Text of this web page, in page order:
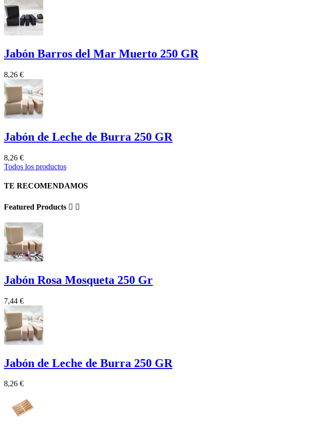
Jabón Barros del Mar Muerto 250 GR
8,26 €
Jabón de Leche de Burra 250 GR
8,26 €
Todos los productos
TE RECOMENDAMOS
Featured Products  
Jabón Rosa Mosqueta 250 Gr
7,44 €
Jabón de Leche de Burra 250 GR
8,26 €